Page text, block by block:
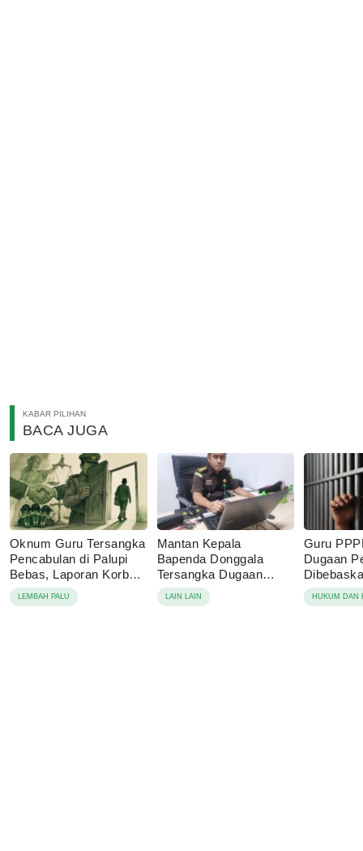
KABAR PILIHAN
BACA JUGA
Oknum Guru Tersangka
Pencabulan di Palupi
Bebas, Laporan Korban
Berujung Damai
LEMBAH PALU
Mantan Kepala
Bapenda Donggala
Tersangka Dugaan
Korupsi Pajak Tambang
LAIN LAIN
Guru
Dugaan
Sebut
Keluarga
HUKUM DAN